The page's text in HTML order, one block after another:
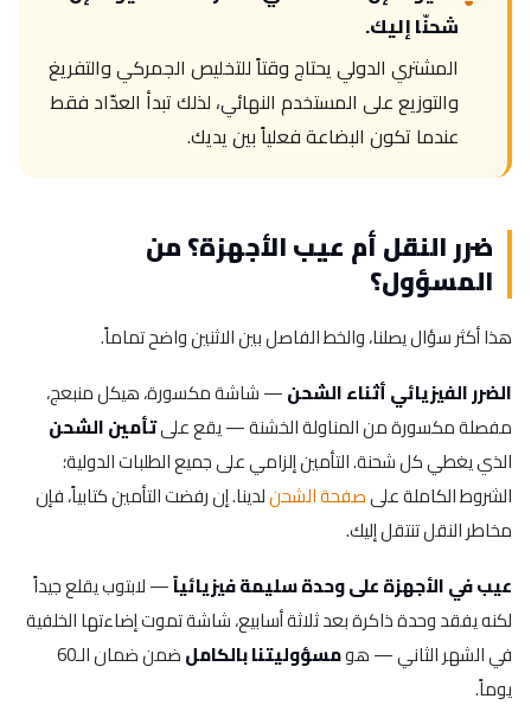
شحنّا إليك.
المشتري الدولي يحتاج وقتاً للتخليص الجمركي والتفريغ
والتوزيع على المستخدم النهائي، لذلك تبدأ العدّاد فقط
عندما تكون البضاعة فعلياً بين يديك.
ضرر النقل أم عيب الأجهزة؟ من
المسؤول؟
هذا أكثر سؤال يصلنا، والخط الفاصل بين الاثنين واضح تماماً.
الضرر الفيزيائي أثناء الشحن— شاشة مكسورة، هيكل منبعج،
مفصلة مكسورة من المناولة الخشنة — يقع علىتأمين الشحن
الذي يغطي كل شحنة. التأمين إلزامي على جميع الطلبات الدولية؛
الشروط الكاملة علىصفحة الشحنلدينا. إن رفضت التأمين كتابياً، فإن
مخاطر النقل تنتقل إليك.
عيب في الأجهزة على وحدة سليمة فيزيائياً— لابتوب يقلع جيداً
لكنه يفقد وحدة ذاكرة بعد ثلاثة أسابيع، شاشة تموت إضاءتها الخلفية
في الشهر الثاني — هومسؤوليتنا بالكامل
ضمن ضمان الـ60
يوماً.